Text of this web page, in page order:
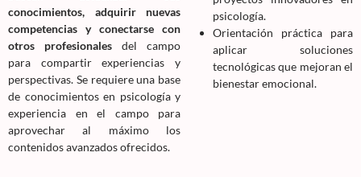
conocimientos, adquirir nuevas
competencias y conectarse con
otros profesionales del campo
para compartir experiencias y
perspectivas. Se requiere una base
de conocimientos en psicología y
experiencia en el campo para
aprovechar al máximo los
contenidos avanzados ofrecidos.
psicología.
Orientación práctica para
aplicar soluciones
tecnológicas que mejoran el
bienestar emocional.